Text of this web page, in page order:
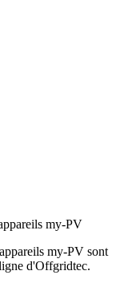
my-PV
my-PV sont
d'Offgridtec.